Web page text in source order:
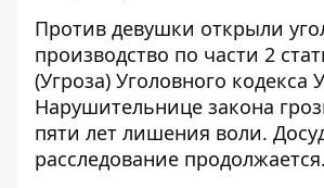
Против девушки открыли
производство по части 2
(Угроза) Уголовного кодекса
Нарушительнице закона
пяти лет лишения воли.
расследование продолжается.